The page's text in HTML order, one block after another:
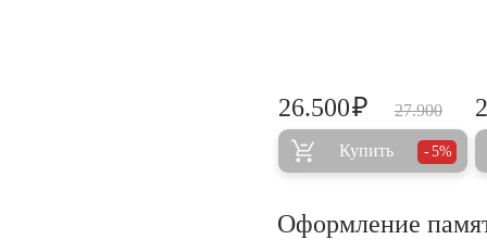
27.900
26.500₽
Купить 5%
Оформление